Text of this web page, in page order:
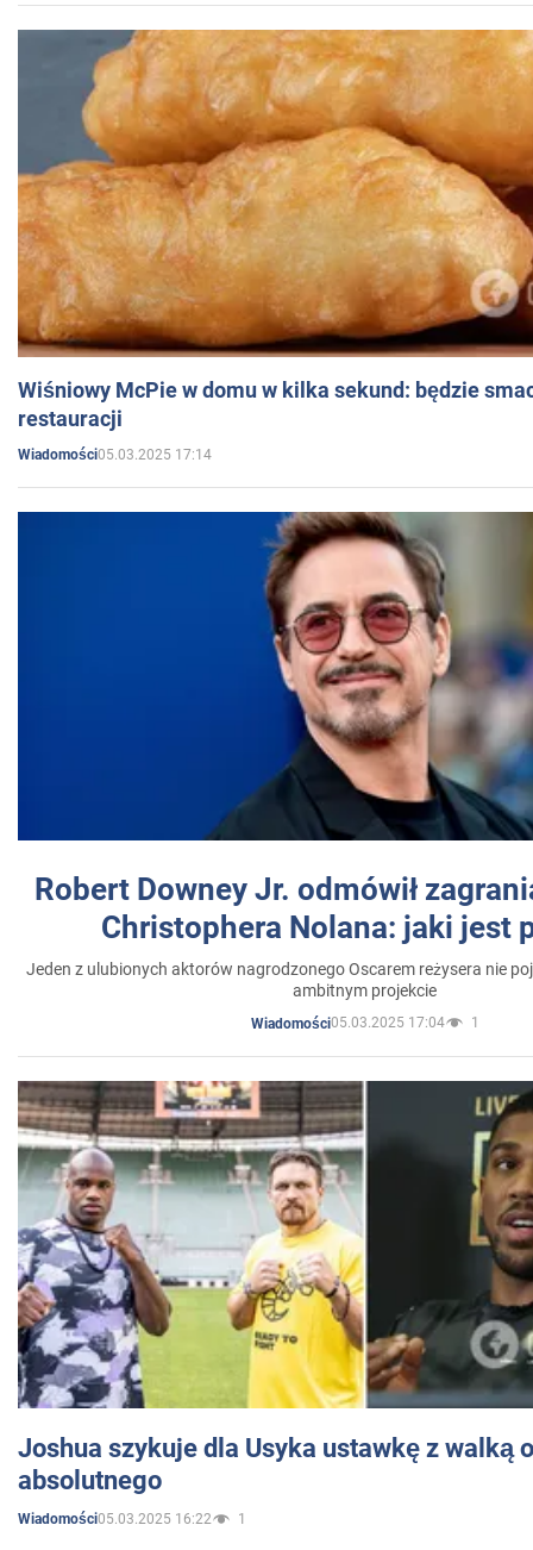
Wiśniowy McPie w domu w kilka sekund: będzie
restauracji
Wiadomości05.03.2025 17:14
Robert Downey Jr. odmówił
Christophera Nolana: jaki jest
Jeden z ulubionych aktorów nagrodzonego Oscarem reżysera nie
ambitnym projekcie
Wiadomości05.03.2025 17:04 1
Joshua szykuje dla Usyka ustawkę z walką
absolutnego
Wiadomości05.03.2025 16:22 1